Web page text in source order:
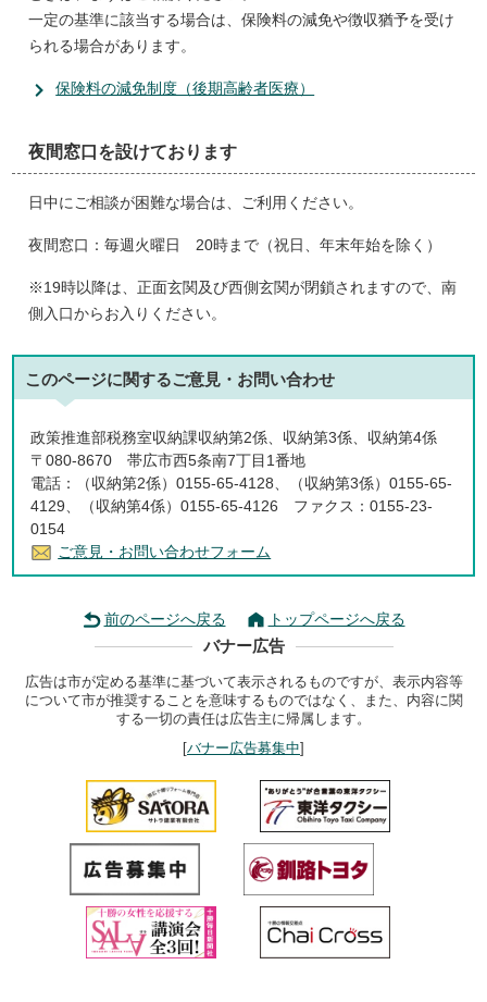
一定の基準に該当する場合は、保険料の減免や徴収猶予を受け
られる場合があります。
保険料の減免制度（後期高齢者医療）
夜間窓口を設けております
日中にご相談が困難な場合は、ご利用ください。
夜間窓口：毎週火曜日 20時まで（祝日、年末年始を除く）
※19時以降は、正面玄関及び西側玄関が閉鎖されますので、南
側入口からお入りください。
このページに関するご意見・お問い合わせ
政策推進部税務室収納課収納第2係、収納第3係、収納第4係
〒080-8670 帯広市西5条南7丁目1番地
電話：（収納第2係）0155-65-4128、（収納第3係）0155-65-
4129、（収納第4係）0155-65-4126 ファクス：0155-23-
0154
ご意見・お問い合わせフォーム
前のページへ戻る トップページへ戻る
バナー広告
広告は市が定める基準に基づいて表示されるものですが、表示内容等
について市が推奨することを意味するものではなく、また、内容に関
する一切の責任は広告主に帰属します。
[バナー広告募集中]